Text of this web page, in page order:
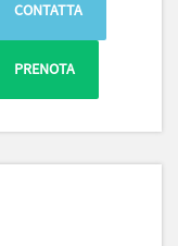
CONTATTA
PRENOTA